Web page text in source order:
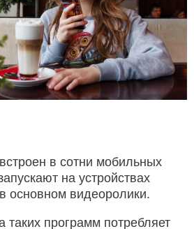
в сотни мобильных
на устройствах
основном видеоролики.
таких программ потребляет